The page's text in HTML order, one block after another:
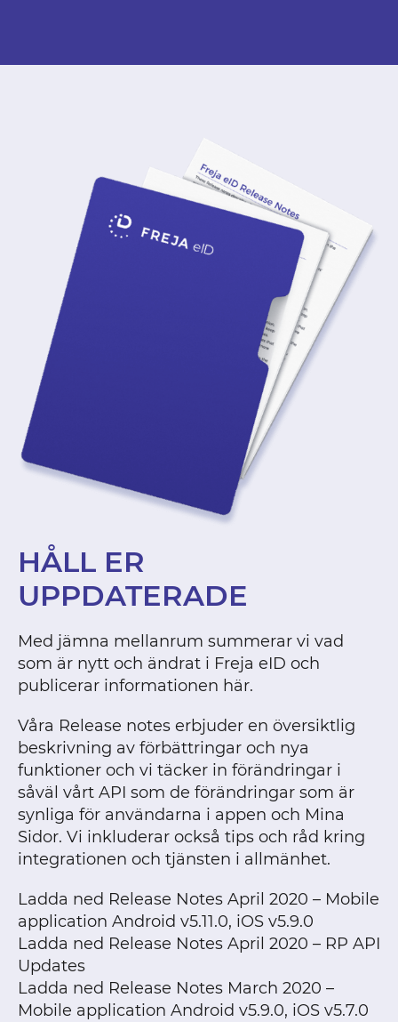
HÅLL ER
UPPDATERADE
Med jämna mellanrum summerar vi vad
som är nytt och ändrat i Freja eID och
publicerar informationen här.
Våra Release notes erbjuder en översiktlig
beskrivning av förbättringar och nya
funktioner och vi täcker in förändringar i
såväl vårt API som de förändringar som är
synliga för användarna i appen och Mina
Sidor. Vi inkluderar också tips och råd kring
integrationen och tjänsten i allmänhet.
Ladda ned Release Notes April 2020 – Mobile
application Android v5.11.0, iOS v5.9.0
Ladda ned Release Notes April 2020 – RP API
Updates
Ladda ned Release Notes March 2020 –
Mobile application Android v5.9.0, iOS v5.7.0